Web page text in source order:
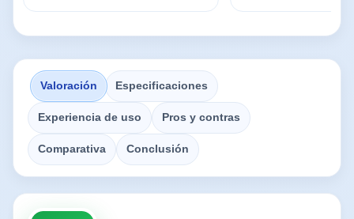
Valoración Especificaciones
Experiencia de uso Pros y contras
Comparativa Conclusión